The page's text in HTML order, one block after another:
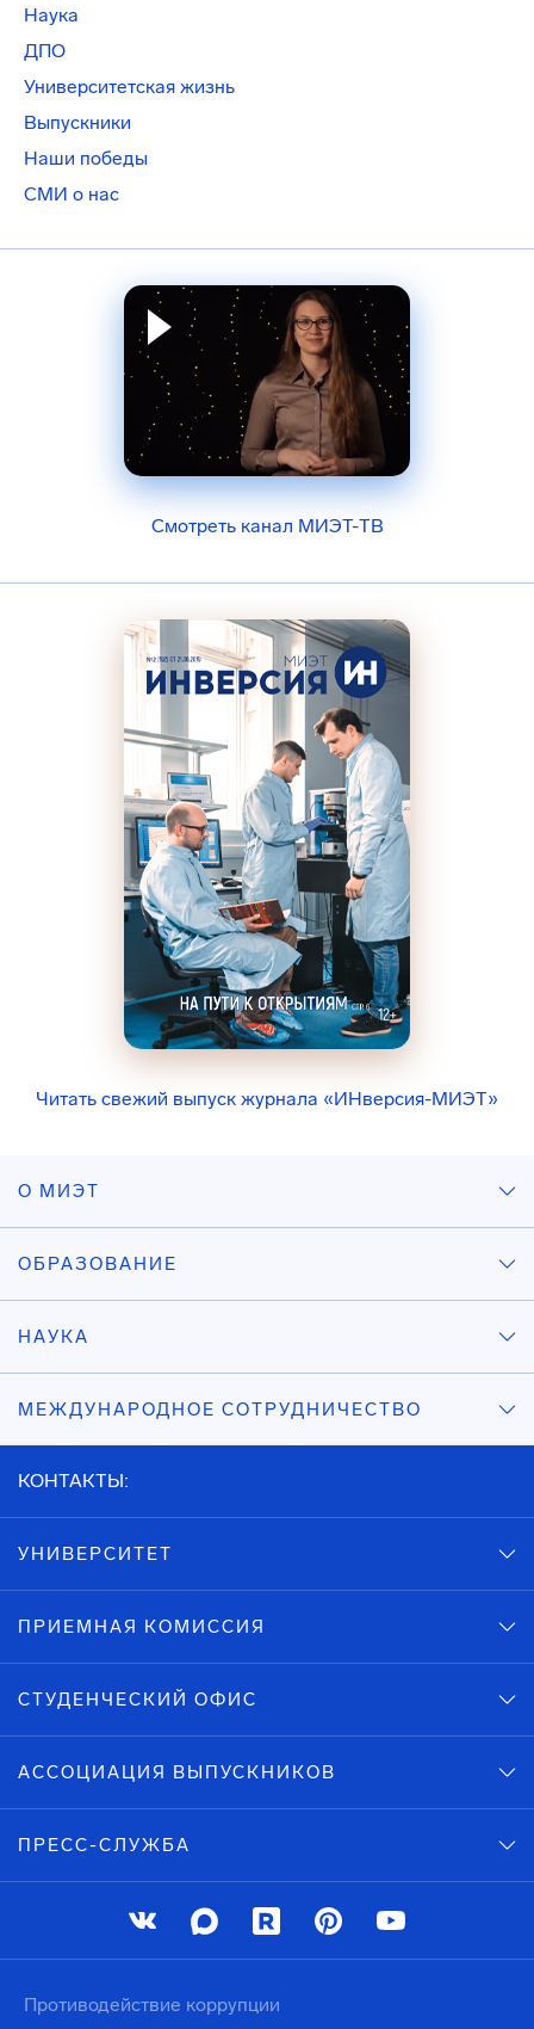
Наука
ДПО
Университетская жизнь
Выпускники
Наши победы
СМИ о нас
Смотреть канал МИЭТ-ТВ
Читать свежий выпуск журнала «ИНверсия-МИЭТ»
О МИЭТ
ОБРАЗОВАНИЕ
НАУКА
МЕЖДУНАРОДНОЕ СОТРУДНИЧЕСТВО
КОНТАКТЫ:
УНИВЕРСИТЕТ
ПРИЕМНАЯ КОМИССИЯ
СТУДЕНЧЕСКИЙ ОФИС
АССОЦИАЦИЯ ВЫПУСКНИКОВ
ПРЕСС-СЛУЖБА
Противодействие коррупции